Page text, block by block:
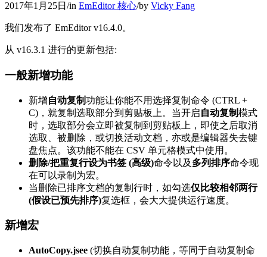
2017年1月25日 /in EmEditor 核心/by Vicky Fang
我们发布了 EmEditor v16.4.0。
从 v16.3.1 进行的更新包括:
一般新增功能
新增自动复制功能让你能不用选择复制命令 (CTRL +
C)，就复制选取部分到剪贴板上。当开启自动复制模式
时，选取部分会立即被复制到剪贴板上，即使之后取消
选取、被删除，或切换活动文档，亦或是编辑器失去键
盘焦点。该功能不能在 CSV 单元格模式中使用。
删除/把重复行设为书签 (高级)命令以及 多列排序命令现
在可以录制为宏。
当删除已排序文档的复制行时，如勾选仅比较相邻两行
(假设已预先排序)复选框，会大大提供运行速度。
新增宏
AutoCopy.jsee (切换自动复制功能，等同于自动复制命